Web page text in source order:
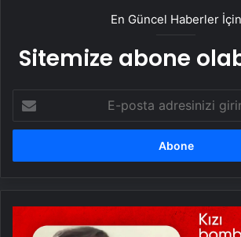
En Güncel Haberler İçin
Sitemize abone
posta
adresinizi
bomba